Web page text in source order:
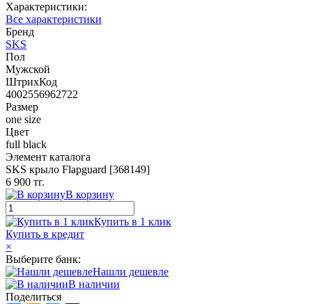
Характеристики:
Все характеристики
Бренд
SKS
Пол
Мужской
ШтрихКод
4002556962722
Размер
one size
Цвет
full black
Элемент каталога
SKS крыло Flapguard [368149]
6 900 тг.
В корзину
Купить в 1 клик
Купить в кредит
×
Выберите банк:
Нашли дешевле
В наличии
Поделиться